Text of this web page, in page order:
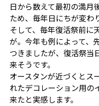
日から数えて最初の満月
ため、毎年日にちが変わ
そして、毎年復活祭前に
が。今年も例によって、
つきましたが、復活祭当
来そうです。
オースタンが近づくとス
れたデコレーション用の
来たと実感します。